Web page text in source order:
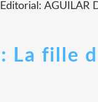
La fille